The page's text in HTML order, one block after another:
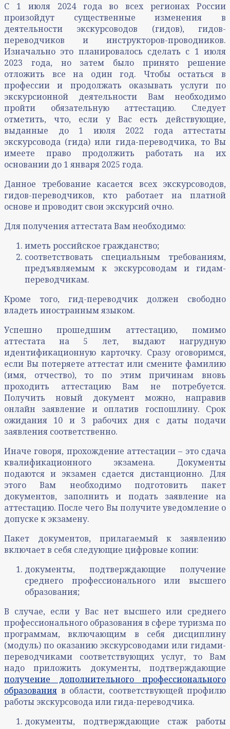
С 1 июля 2024 года во всех регионах России
произойдут существенные изменения в
деятельности экскурсоводов (гидов), гидов-
переводчиков и инструкторов-проводников.
Изначально это планировалось сделать с 1 июля
2023 года, но затем было принято решение
отложить все на один год. Чтобы остаться в
профессии и продолжать оказывать услуги по
экскурсионной деятельности Вам необходимо
пройти обязательную аттестацию. Следует
отметить, что, если у Вас есть действующие,
выданные до 1 июля 2022 года аттестаты
экскурсовода (гида) или гида-переводчика, то Вы
имеете право продолжить работать на их
основании до 1 января 2025 года.
Данное требование касается всех экскурсоводов,
гидов-переводчиков, кто работает на платной
основе и проводит свои экскурсий очно.
Для получения аттестата Вам необходимо:
иметь российское гражданство;
соответствовать специальным требованиям,
предъявляемым к экскурсоводам и гидам-
переводчикам.
Кроме того, гид-переводчик должен свободно
владеть иностранным языком.
Успешно прошедшим аттестацию, помимо
аттестата на 5 лет, выдают нагрудную
идентификационную карточку. Сразу оговоримся,
если Вы потеряете аттестат или смените фамилию
(имя, отчество), то по этим причинам вновь
проходить аттестацию Вам не потребуется.
Получить новый документ можно, направив
онлайн заявление и оплатив госпошлину. Срок
ожидания 10 и 3 рабочих дня с даты подачи
заявления соответственно.
Иначе говоря, прохождение аттестации – это сдача
квалификационного экзамена. Документы
подаются и экзамен сдается дистанционно. Для
этого Вам необходимо подготовить пакет
документов, заполнить и подать заявление на
аттестацию. После чего Вы получите уведомление о
допуске к экзамену.
Пакет документов, прилагаемый к заявлению
включает в себя следующие цифровые копии:
документы, подтверждающие получение
среднего профессионального или высшего
образования;
В случае, если у Вас нет высшего или среднего
профессионального образования в сфере туризма по
программам, включающим в себя дисциплину
(модуль) по оказанию экскурсоводами или гидами-
переводчиками соответствующих услуг, то Вам
надо приложить документы, подтверждающие
получение дополнительного профессионального
образования в области, соответствующей профилю
работы экскурсовода или гида-переводчика.
документы, подтверждающие стаж работы